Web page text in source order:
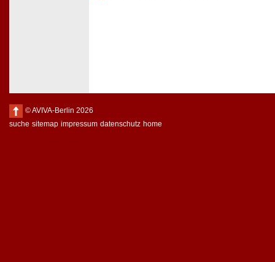
© AVIVA-Berlin 2026
suche sitemap impressum datenschutz home